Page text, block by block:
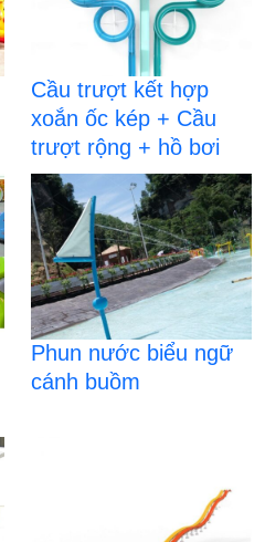
Cầu trượt kết hợp
xoắn ốc kép + Cầu
trượt rộng + hồ bơi
Phun nước biểu ngữ
cánh buồm